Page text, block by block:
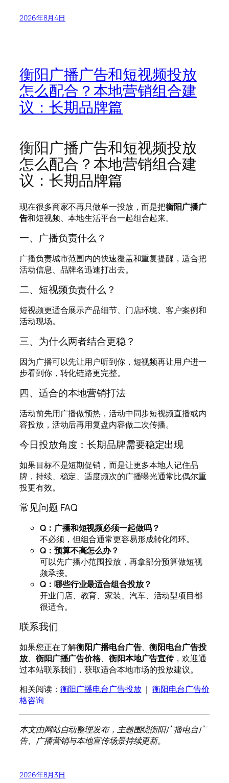
2026年8月4日
衡阳广播广告和短视频投放
怎么配合？本地营销组合建
议：长期品牌篇
衡阳广播广告和短视频投放
怎么配合？本地营销组合建
议：长期品牌篇
现在很多商家不再只做单一投放，而是把衡阳广播广
告和短视频、本地生活平台一起组合起来。
一、广播负责什么？
广播负责城市范围内的快速覆盖和重复提醒，适合把
活动信息、品牌名迅速打出去。
二、短视频负责什么？
短视频更适合展示产品细节、门店环境、客户案例和
活动现场。
三、为什么两者结合更稳？
因为广播可以先让用户听到你，短视频再让用户进一
步看到你，转化链路更完整。
四、适合的本地营销打法
活动前先用广播做预热，活动中同步短视频直播或内
容投放，活动后再用复盘内容做二次传播。
今日投放角度：长期品牌需要稳定出现
如果目标不是短期促销，而是让更多本地人记住品
牌，持续、稳定、适度频次的广播曝光通常比偶尔重
投更有效。
常见问题 FAQ
Q：广播和短视频必须一起做吗？
不必须，但组合通常更容易形成转化闭环。
Q：预算不高怎么办？
可以先广播小范围投放，再拿部分预算做短视
频承接。
Q：哪些行业最适合组合投放？
开业门店、教育、家装、汽车、活动型项目都
很适合。
联系我们
如果您正在了解衡阳广播电台广告、衡阳电台广告投
放、 衡阳广播广告价格、 衡阳本地广告宣传，欢迎通
过本站联系我们，获取适合本地市场的投放建议。
相关阅读： 衡阳广播电台广告投放｜衡阳电台广告价
格咨询
本文由网站自动整理发布，主题围绕衡阳广播电台广
告、广播营销与本地宣传场景持续更新。
2026年8月3日